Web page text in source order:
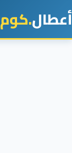
أعطال.كوم